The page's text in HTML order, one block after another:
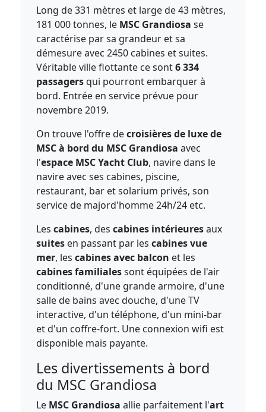
Long de 331 mètres et large de 43 mètres,
181 000 tonnes, le MSC Grandiosa se
caractérise par sa grandeur et sa
démesure avec 2450 cabines et suites.
Véritable ville flottante ce sont6 334
passagersqui pourront embarquer à
bord. Entrée en service prévue pour
novembre 2019.
On trouve l'offre decroisières de luxe de
MSC à bord du MSC Grandiosa avec
l'espace MSC Yacht Club, navire dans le
navire avec ses cabines, piscine,
restaurant, bar et solarium privés, son
service de majord'homme 24h/24 etc.
Lescabines, descabines intérieuresaux
suites en passant par lescabines vue
mer, lescabines avec balcon et les
cabines familialessont équipées de l'air
conditionné, d'une grande armoire, d'une
salle de bains avec douche, d'une TV
interactive, d'un téléphone, d'un mini-bar
et d'un coffre-fort. Une connexion wifi est
disponible mais payante.
Les divertissements à bord
du MSC Grandiosa
Le MSC Grandiosa allie parfaitement l'art